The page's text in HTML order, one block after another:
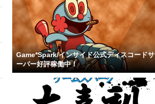
Game*Spark/インサイド公式ディスコードサ
ーバー好評稼働中！